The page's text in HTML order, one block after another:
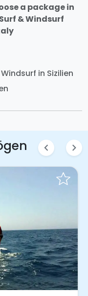
a package in
& Windsurf
in Sizilien
chevron_left chevron_right